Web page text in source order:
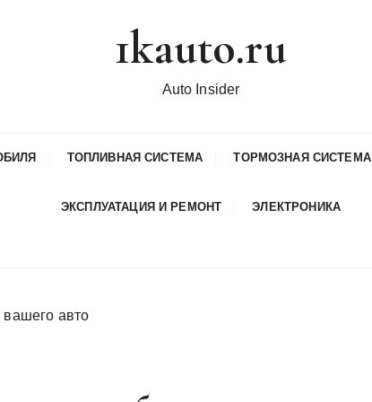
1kauto.ru
Auto Insider
ТОПЛИВНАЯ СИСТЕМА ТОРМОЗНАЯ СИСТЕМА
ЭКСПЛУАТАЦИЯ И РЕМОНТ ЭЛЕКТРОНИКА
вашего авто